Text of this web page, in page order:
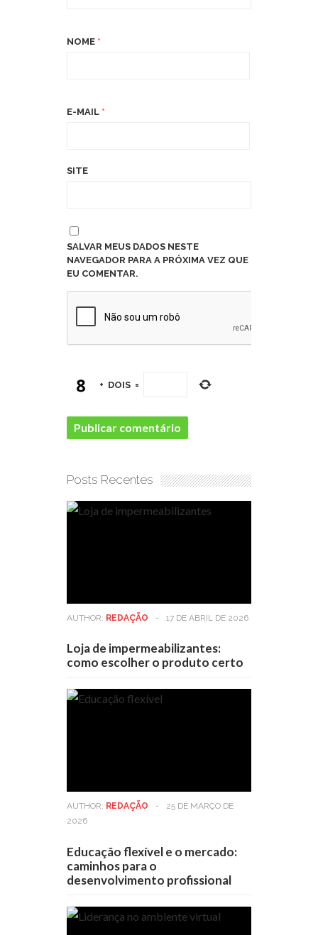
NOME *
E-MAIL *
SITE
SALVAR MEUS DADOS NESTE
NAVEGADOR PARA A PRÓXIMA VEZ QUE
EU COMENTAR.
+ DOIS =
Posts Recentes
AUTHOR: REDAÇÃO - 17 DE ABRIL DE 2026
Loja de impermeabilizantes:
como escolher o produto certo
AUTHOR: REDAÇÃO -
25 DE MARÇO DE
2026
Educação flexível e o mercado:
caminhos para o
desenvolvimento profissional